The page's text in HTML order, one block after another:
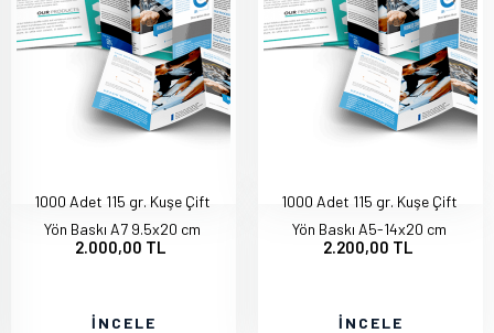
1000 Adet 115 gr. Kuşe Çift
Yön Baskı A7 9.5x20 cm
2.000,00 TL
İNCELE
1000 Adet 115 gr. Kuşe Çift
Yön Baskı A5-14x20 cm
2.200,00 TL
İNCELE